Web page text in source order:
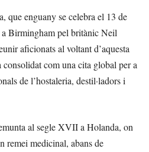
que enguany se celebra el 13 de
Birmingham pel britànic Neil
aficionats al voltant d’aquesta
consolidat com una cita global per a
de l’hostaleria, destil·ladors i
al segle XVII a Holanda, on
remei medicinal, abans de